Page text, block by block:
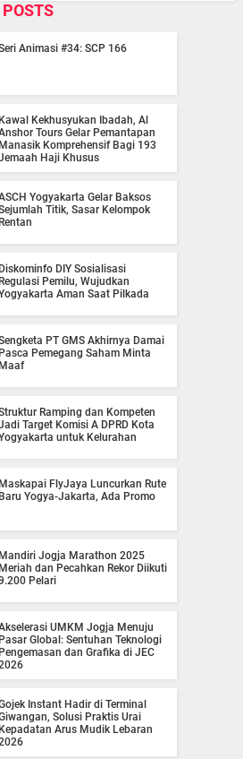
Animasi #34: SCP 166
Kawal Kekhusyukan Ibadah, Al
Tours Gelar Pemantapan
Manasik Komprehensif Bagi 193
Haji Khusus
Yogyakarta Gelar Baksos
Titik, Sasar Kelompok
Rentan
Diskominfo DIY Sosialisasi
Regulasi Pemilu, Wujudkan
Aman Saat Pilkada
PT GMS Akhirnya Damai
Pasca Pemegang Saham Minta
Maaf
Ramping dan Kompeten
Target Komisi A DPRD Kota
untuk Kelurahan
Maskapai FlyJaya Luncurkan Rute
Baru Yogya-Jakarta, Ada Promo
Mandiri Jogja Marathon 2025
Meriah dan Pecahkan Rekor Diikuti
Pelari
UMKM Jogja Menuju
Pasar Global: Sentuhan Teknologi
Pengemasan dan Grafika di JEC
Instant Hadir di Terminal
Solusi Praktis Urai
Kepadatan Arus Mudik Lebaran